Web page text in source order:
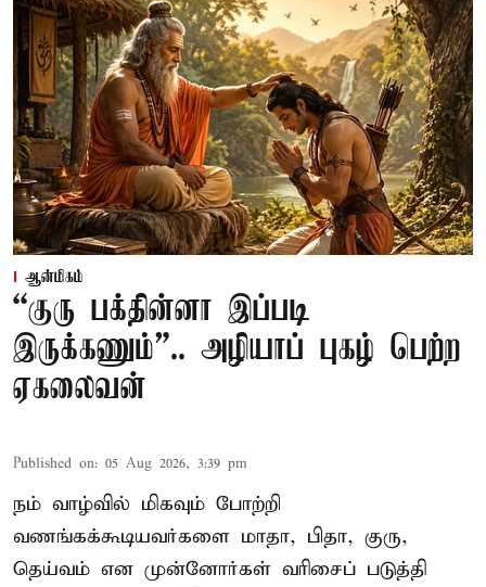
ஆன்மிகம்
“குரு பக்தின்னா இப்படி
இருக்கணும்”.. அழியாப் புகழ் பெற்ற
ஏகலைவன்
Published on: 05 Aug 2026, 3:39 pm
நம் வாழ்வில் மிகவும் போற்றி
வணங்கக்கூடியவர்களை மாதா, பிதா, குரு,
தெய்வம் என முன்னோர்கள் வரிசைப் படுத்தி